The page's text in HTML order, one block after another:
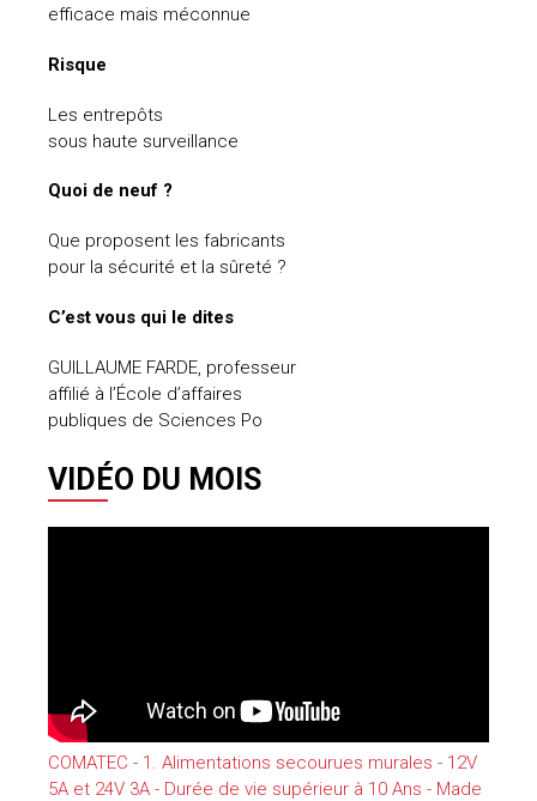
efficace mais méconnue
Risque
Les entrepôts
sous haute surveillance
Quoi de neuf ?
Que proposent les fabricants
pour la sécurité et la sûreté ?
C’est vous qui le dites
GUILLAUME FARDE, professeur
affilié à l’École d’affaires
publiques de Sciences Po
VIDÉO DU MOIS
COMATEC - 1. Alimentations secourues murales - 12V
5A et 24V 3A - Durée de vie supérieur à 10 Ans - Made